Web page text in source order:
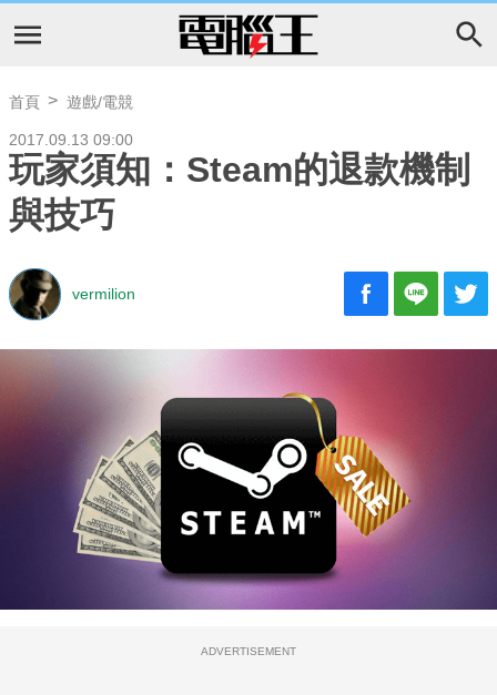
首頁 遊戲/電競
2017.09.13 09:00
玩家須知：Steam的退款機制
與技巧
vermilion
ADVERTISEMENT